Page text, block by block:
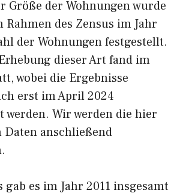
Größe der Wohnungen wurde
des Zensus im Jahr
der Wohnungen festgestellt.
dieser Art fand im
wobei die Ergebnisse
erst im April 2024
werden. Wir werden die hier
anschließend
es im Jahr 2011 insgesamt